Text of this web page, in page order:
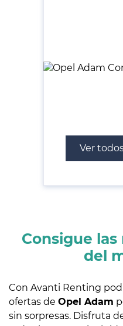
Ver
Consigue
del
Con Avanti Renting
ofertas de Opel Adam
sin sorpresas. Disfruta